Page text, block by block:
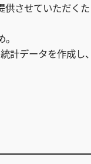
供させていただくた
計データを作成し